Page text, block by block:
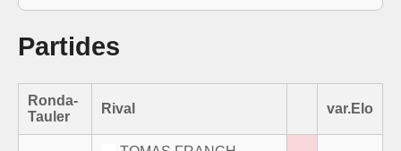
Partides
Ronda-
Tauler
Rival var.Elo